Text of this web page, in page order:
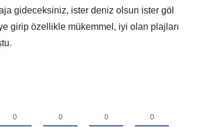
gideceksiniz, ister deniz olsun ister göl
girip özellikle mükemmel, iyi olan plajları